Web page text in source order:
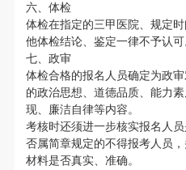
六、体检
体检在指定的三甲医院、规定
他体检结论、鉴定一律不予认
七、政审
体检合格的报名人员确定为政
的政治思想、道德品质、能力
现、廉洁自律等内容。
考核时还须进一步核实报名人
否属简章规定的不得报考人员
材料是否真实、准确。